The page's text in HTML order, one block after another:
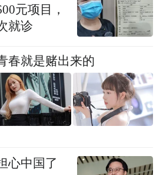
元项目，
就诊
春就是赌出来的
心中国了